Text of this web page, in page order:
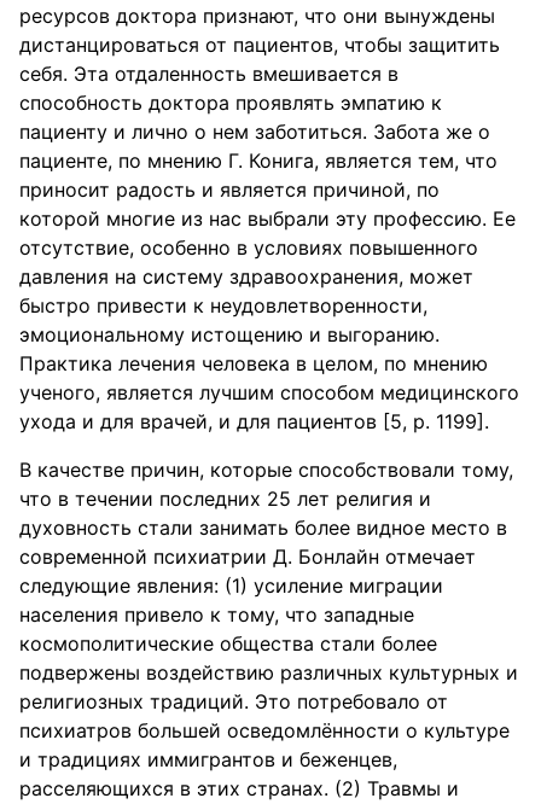
ресурсов доктора признают, что они вынуждены
дистанцироваться от пациентов, чтобы защитить
себя. Эта отдаленность вмешивается в
способность доктора проявлять эмпатию к
пациенту и лично о нем заботиться. Забота же о
пациенте, по мнению Г. Конига, является тем, что
приносит радость и является причиной, по
которой многие из нас выбрали эту профессию. Ее
отсутствие, особенно в условиях повышенного
давления на систему здравоохранения, может
быстро привести к неудовлетворенности,
эмоциональному истощению и выгоранию.
Практика лечения человека в целом, по мнению
ученого, является лучшим способом медицинского
ухода и для врачей, и для пациентов [5, р. 1199].
В качестве причин, которые способствовали тому,
что в течении последних 25 лет религия и
духовность стали занимать более видное место в
современной психиатрии Д. Бонлайн отмечает
следующие явления: (1) усиление миграции
населения привело к тому, что западные
космополитические общества стали более
подвержены воздействию различных культурных и
религиозных традиций. Это потребовало от
психиатров большей осведомлённости о культуре
и традициях иммигрантов и беженцев,
расселяющихся в этих странах. (2) Травмы и